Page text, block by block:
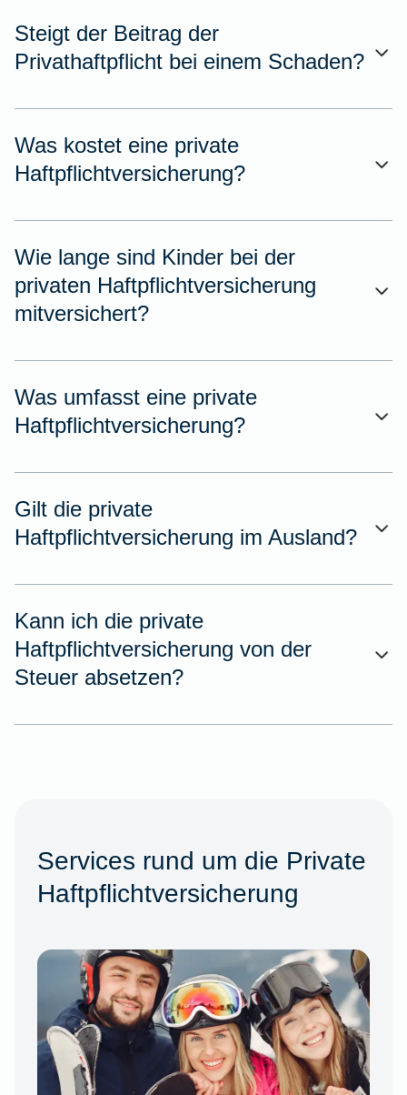
Steigt der Beitrag der
Privathaftpflicht bei einem Schaden?
Was kostet eine private
Haftpflichtversicherung?
Wie lange sind Kinder bei der
privaten Haftpflichtversicherung
mitversichert?
Was umfasst eine private
Haftpflichtversicherung?
Gilt die private
Haftpflichtversicherung im Ausland?
Kann ich die private
Haftpflichtversicherung von der
Steuer absetzen?
Services rund um die Private
Haftpflichtversicherung